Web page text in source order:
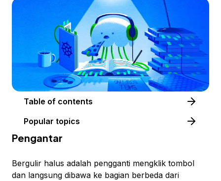
Table of contents
Popular topics
Pengantar
Bergulir halus adalah pengganti mengklik tombol
dan langsung dibawa ke bagian berbeda dari